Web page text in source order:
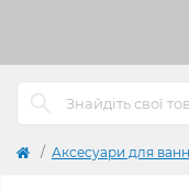
Аксесуари для